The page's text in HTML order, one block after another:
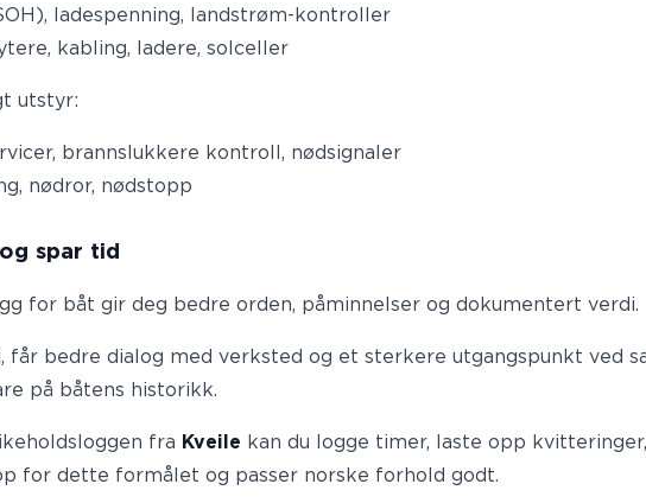
ladespenning, landstrøm-kontroller
kabling, ladere, solceller
utstyr:
brannslukkere kontroll, nødsignaler
nødror, nødstopp
spar tid
for båt gir deg bedre orden, påminnelser og dokumentert verdi.
får bedre dialog med verksted og et sterkere utgangspunkt ved
på båtens historikk.
fra Kveile kan du logge timer, laste opp
for dette formålet og passer norske forhold godt.